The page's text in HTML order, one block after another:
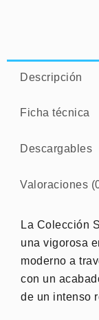
Descripción
Ficha técnica
Descargables
Valoraciones
La Colección
una vigorosa
moderno a
con un
de un intenso